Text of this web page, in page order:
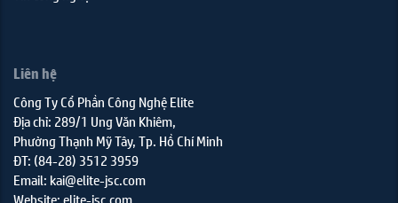
Liên hệ
Công Ty Cổ Phần Công Nghệ Elite
Địa chỉ: 289/1 Ung Văn Khiêm,
Phường Thạnh Mỹ Tây, Tp. Hồ Chí Minh
ĐT: (84-28) 3512 3959
Email: kai@elite-jsc.com